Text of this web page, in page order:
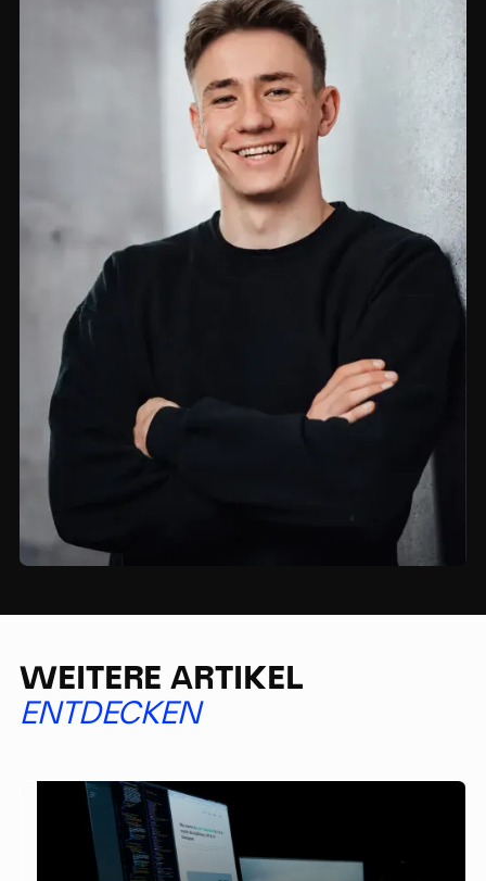
WEITERE ARTIKEL
ENTDECKEN